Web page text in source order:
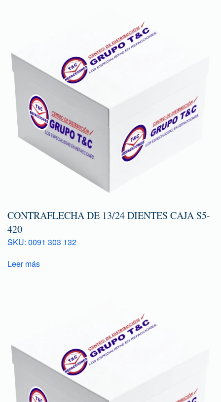
CONTRAFLECHA DE 13/24 DIENTES CAJA S5-
420
SKU: 0091 303 132
Leer más